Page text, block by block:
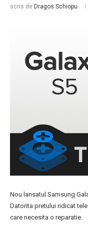
scris de Dragos Schiopu
Nou lansatul Samsung
Datorita pretului ridicat
care necesita o reparatie.